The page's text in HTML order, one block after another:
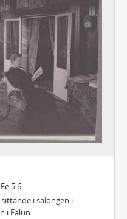
personer, porträtt. Svenska
personer, porträtt. Utländska
personer, gruppbilder. Svenska
personer, gruppbilder. Utländska
Mårbacka)
Mårbacka
svenska respektive utländska
Svenska respektive utländska
Svenska respektive utländska
LAGERLÖFMATERIAL
i salongen i
i Falun